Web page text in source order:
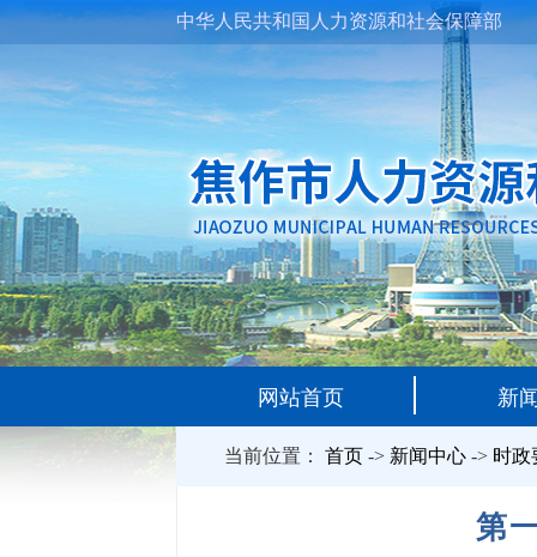
中华人民共和国人力资源和社会保障部
网站首页 新
当前位置： 首页-> 新闻中心-> 时政
第